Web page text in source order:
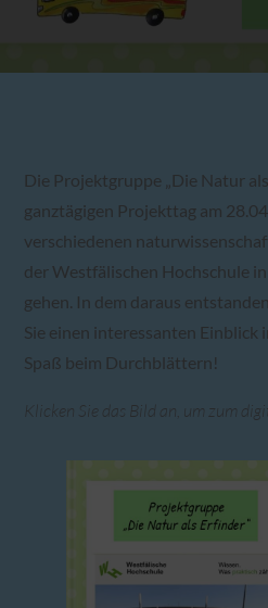
Die Projektgruppe „Die Natur
ganztägigen Projekttag am
verschiedenen
der Westfälischen Hochschule
gehen. In dem daraus
Sie einen interessanten Einblick
Spaß beim Durchblättern!
Klicken Sie das Bild an, um zum